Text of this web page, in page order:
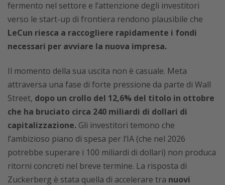
fermento nel settore e l’attenzione degli investitori
verso le start-up di frontiera rendono plausibile che
LeCun riesca a raccogliere rapidamente i fondi
necessari per avviare la nuova impresa.
Il momento della sua uscita non è casuale. Meta
attraversa una fase di forte pressione da parte di Wall
Street, dopo un crollo del 12,6% del titolo in ottobre
che ha bruciato circa 240 miliardi di dollari di
capitalizzazione. Gli investitori temono che
l’ambizioso piano di spesa per l’IA (che nel 2026
potrebbe superare i 100 miliardi di dollari) non produca
ritorni concreti nel breve termine. La risposta di
Zuckerberg è stata quella di accelerare tra nuovi